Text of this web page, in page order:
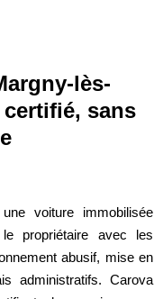
lès-
sans
voiture immobilisée
propriétaire avec les
abusif, mise en
administratifs. Carova